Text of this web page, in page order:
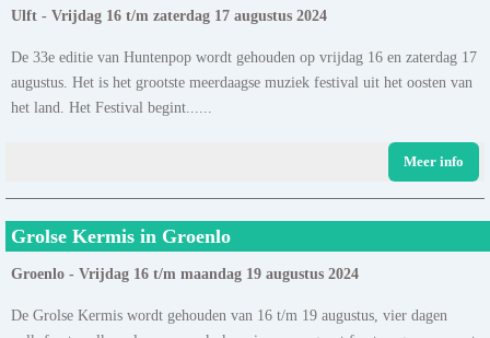
Ulft - Vrijdag 16 t/m zaterdag 17 augustus 2024
De 33e editie van Huntenpop wordt gehouden op vrijdag 16 en zaterdag 17
augustus. Het is het grootste meerdaagse muziek festival uit het oosten van
het land. Het Festival begint......
Meer info
Grolse Kermis in Groenlo
Groenlo - Vrijdag 16 t/m maandag 19 augustus 2024
De Grolse Kermis wordt gehouden van 16 t/m 19 augustus, vier dagen